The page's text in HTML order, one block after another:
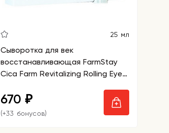
25 мл
Сыворотка для век
восстанавливающая FarmStay
Cica Farm Revitalizing Rolling Eye
670 ₽
(+33 бонусов)